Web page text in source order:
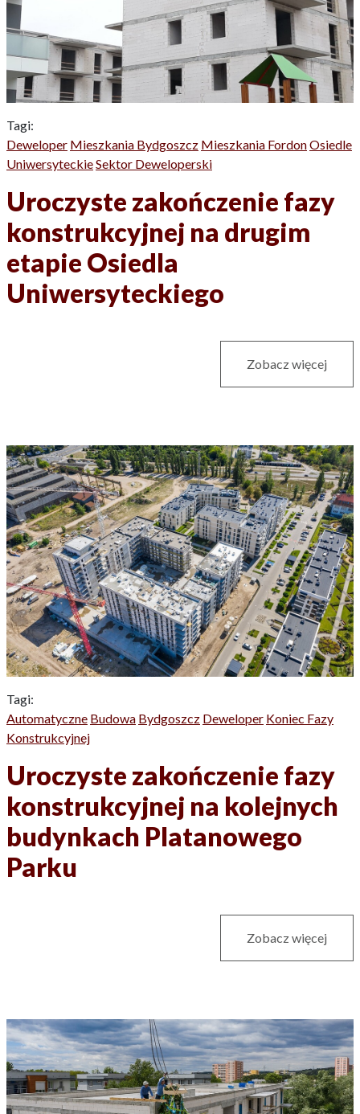
Tagi:
Deweloper Mieszkania Bydgoszcz Mieszkania FordonOsiedle
UniwersyteckieSektor Deweloperski
Uroczyste zakończenie fazy
konstrukcyjnej na drugim
etapie Osiedla
Uniwersyteckiego
Zobacz więcej
Tagi:
Automatyczne Budowa Bydgoszcz Deweloper Koniec Fazy
Konstrukcyjnej
Uroczyste zakończenie fazy
konstrukcyjnej na kolejnych
budynkach Platanowego
Parku
Zobacz więcej